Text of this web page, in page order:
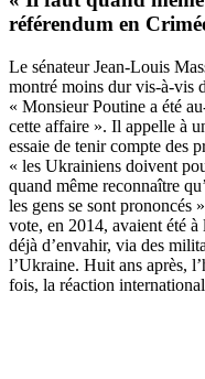
référendum en
Le sénateur Jean-Louis
montré moins dur vis-à-vis
« Monsieur Poutine a été
cette affaire ». Il appelle à
essaie de tenir compte des
« les Ukrainiens doivent
quand même reconnaître
les gens se sont prononcés
vote, en 2014, avaient été à
déjà d’envahir, via des
l’Ukraine. Huit ans après,
fois, la réaction